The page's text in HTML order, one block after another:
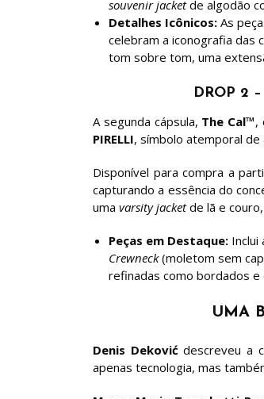
souvenir jacketde algodão
Detalhes Icônicos: As
celebram a iconografia das
tom sobre tom, uma
DROP 2
A segunda cápsula, The Cal™,
PIRELLI, símbolo atemporal de
Disponível para compra a
capturando a essência do
uma varsity jacketde lã e
Peças em Destaque: Inclui
Crewneck(moletom sem
refinadas como bordados
UMA
Denis Deković descreveu a
apenas tecnologia, mas